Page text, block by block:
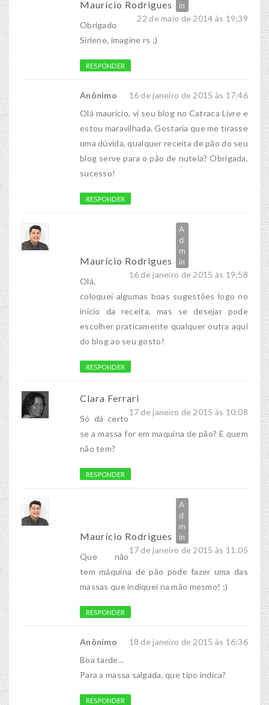
Maurício Rodrigues
22 de maio de 2014 às 19:39
Obrigado
Sirlene, imagine rs ;)
RESPONDER
Anônimo
16 de janeiro de 2015 às 17:46
Olá maurício, vi seu blog no Catraca Livre e
estou maravilhada. Gostaria que me tirasse
uma dúvida, qualquer receita de pão do seu
blog serve para o pão de nutela? Obrigada,
sucesso!
RESPONDER
Maurício Rodrigues
16 de janeiro de 2015 às 19:58
Olá,
coloquei algumas boas sugestões logo no
início da receita, mas se desejar pode
escolher praticamente qualquer outra aqui
do blog ao seu gosto!
RESPONDER
Clara Ferrari
17 de janeiro de 2015 às 10:08
Só dá certo
se a massa for em maquina de pão? E quem
não tem?
RESPONDER
Maurício Rodrigues
17 de janeiro de 2015 às 11:05
Que não
tem máquina de pão pode fazer uma das
massas que indiquei na mão mesmo! ;)
RESPONDER
Anônimo
18 de janeiro de 2015 às 16:36
Boa tarde...
Para a massa salgada, que tipo indica?
RESPONDER